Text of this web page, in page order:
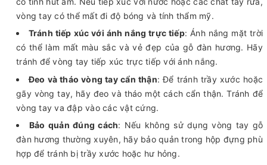
vòng tay có thể mất đi độ bóng và tính thẩm mỹ.
Tránh tiếp xúc với ánh nắng trực tiếp: Ánh nắng mặt trời
có thể làm mất màu sắc và vẻ đẹp của gỗ đàn hương. Hãy
tránh để vòng tay tiếp xúc trực tiếp với ánh nắng.
Đeo và tháo vòng tay cẩn thận: Để tránh trầy xước hoặc
gãy vòng tay, hãy đeo và tháo một cách cẩn thận. Tránh để
vòng tay va đập vào các vật cứng.
Bảo quản đúng cách: Nếu không sử dụng vòng tay gỗ
đàn hương thường xuyên, hãy bảo quản trong hộp đựng phù
hợp để tránh bị trầy xước hoặc hư hỏng.